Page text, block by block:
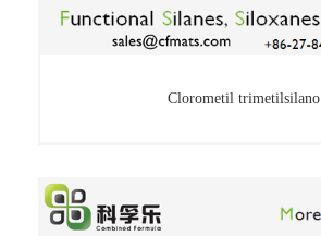
Clorometil trimetilsilano